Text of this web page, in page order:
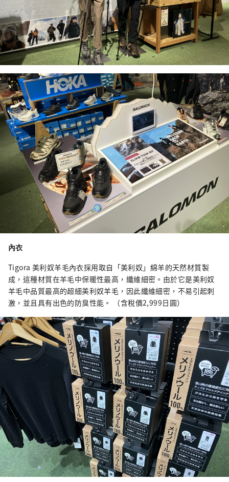
內衣
Tigora 美利奴羊毛內衣採用取自「美利奴」綿羊的天然材質製
成，這種材質在羊毛中保暖性最高，纖維細密。由於它是美利奴
羊毛中品質最高的超細美利奴羊毛，因此纖維細密，不易引起刺
激，並且具有出色的防臭性能。 （含稅價2,999日圓）